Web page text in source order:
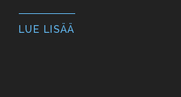
LUE LISÄÄ